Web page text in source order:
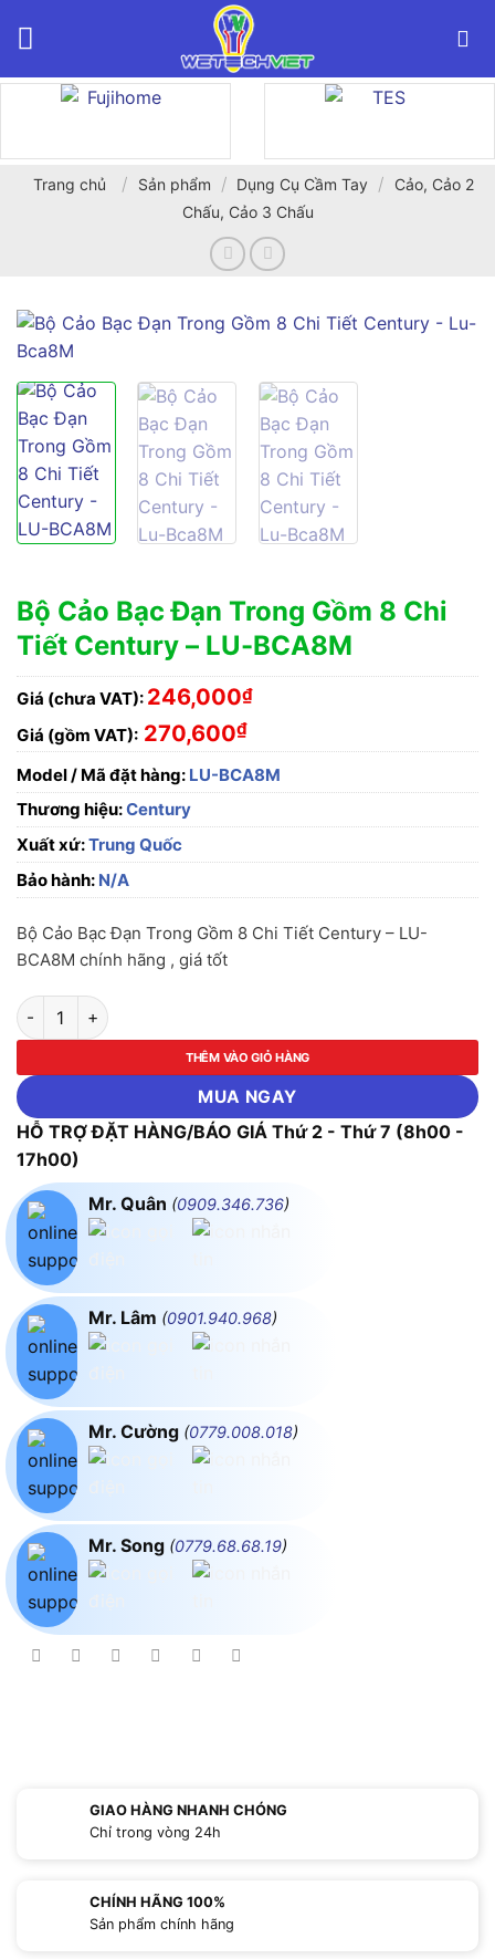
Trang chủ / Sản phẩm / Dụng Cụ Cầm Tay /
Cảo, Cảo 2
Chấu, Cảo 3 Chấu
Bộ Cảo Bạc Đạn Trong Gồm 8 Chi
Tiết Century – LU-BCA8M
Giá (chưa VAT): 246,000₫
Giá (gồm VAT): 270,600₫
Model / Mã đặt hàng: LU-BCA8M
Thương hiệu:Century
Xuất xứ:Trung Quốc
Bảo hành: N/A
Bộ Cảo Bạc Đạn Trong Gồm 8 Chi Tiết Century – LU-
BCA8M chính hãng , giá tốt
Bộ Cảo Bạc Đạn Trong Gồm 8 Chi Tiết Century - LU-BCA8M
THÊM VÀO GIỎ HÀNG
MUA NGAY
HỖ TRỢ ĐẶT HÀNG/BÁO GIÁ Thứ 2 - Thứ 7 (8h00 -
17h00)
Mr. Quân (0909.346.736)
Mr. Lâm (0901.940.968)
Mr. Cường (0779.008.018)
Mr. Song (0779.68.68.19)
GIAO HÀNG NHANH CHÓNG
Chỉ trong vòng 24h
CHÍNH HÃNG 100%
Sản phẩm chính hãng